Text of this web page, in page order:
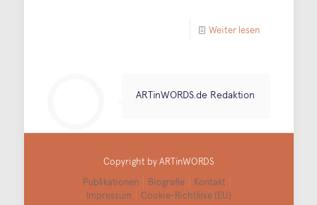
Weiter lesen
ARTinWORDS.de Redaktion
Copyright by ARTinWORDS
Publikationen
Biografie
Kontakt
Impressum
Cookie-Richtlinie (EU)